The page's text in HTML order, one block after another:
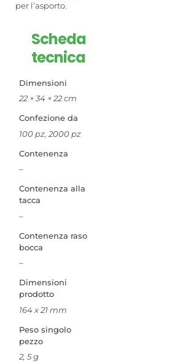
per l’asporto.
Scheda
tecnica
Dimensioni
22 × 34 × 22 cm
Confezione da
100 pz, 2000 pz
Contenenza
–
Contenenza alla
tacca
–
Contenenza raso
bocca
–
Dimensioni
prodotto
164 x 21 mm
Peso singolo
pezzo
2, 5 g